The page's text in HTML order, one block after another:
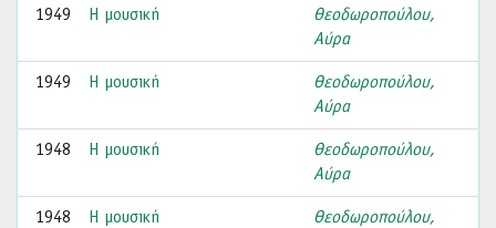
1949 Η μουσική
Θεοδωροπούλου,
Αύρα
1949 Η μουσική
Θεοδωροπούλου,
Αύρα
1948 Η μουσική
Θεοδωροπούλου,
Αύρα
1948 Η μουσική
Θεοδωροπούλου,